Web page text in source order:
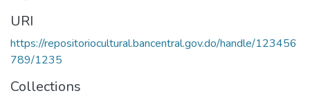
URI
https://repositoriocultural.bancentral.gov.do/handle/123456
789/1235
Collections